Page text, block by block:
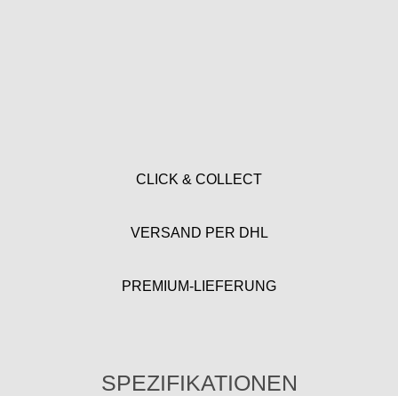
CLICK & COLLECT
VERSAND PER DHL
PREMIUM-LIEFERUNG
SPEZIFIKATIONEN